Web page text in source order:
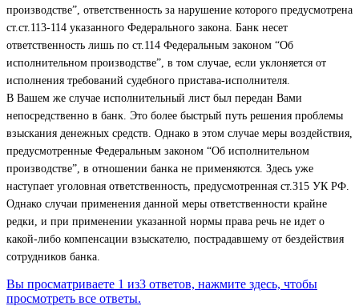
производстве”, ответственность за нарушение которого предусмотрена
ст.ст.113-114 указанного Федерального закона. Банк несет
ответственность лишь по ст.114 Федеральным законом “Об
исполнительном производстве”, в том случае, если уклоняется от
исполнения требований судебного пристава-исполнителя.
В Вашем же случае исполнительный лист был передан Вами
непосредственно в банк. Это более быстрый путь решения проблемы
взыскания денежных средств. Однако в этом случае меры воздействия,
предусмотренные Федеральным законом “Об исполнительном
производстве”, в отношении банка не применяются. Здесь уже
наступает уголовная ответственность, предусмотренная ст.315 УК РФ.
Однако случаи применения данной меры ответственности крайне
редки, и при применении указанной нормы права речь не идет о
какой-либо компенсации взыскателю, пострадавшему от бездействия
сотрудников банка.
Вы просматриваете 1 из3 ответов, нажмите здесь, чтобы
просмотреть все ответы.